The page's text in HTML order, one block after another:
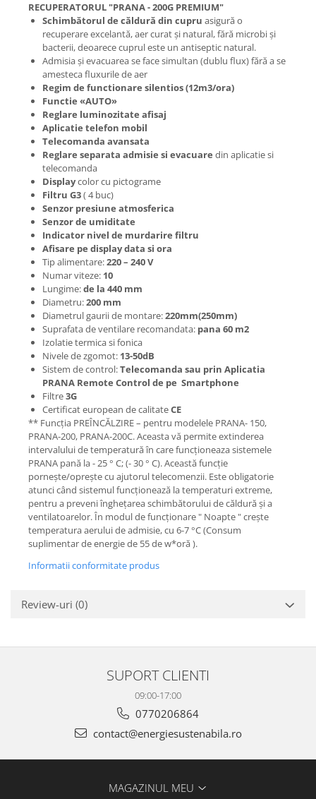
RECUPERATORUL "PRANA - 200G PREMIUM"
Schimbătorul de căldură din cupru asigură o
recuperare excelantă, aer curat și natural, fără microbi și
bacterii, deoarece cuprul este un antiseptic natural.
Admisia și evacuarea se face simultan (dublu flux) fără a se
amesteca fluxurile de aer
Regim de functionare silentios (12m3/ora)
Functie «AUTO»
Reglare luminozitate afisaj
Aplicatie telefon mobil
Telecomanda avansata
Reglare separata admisie si evacuare din aplicatie si
telecomanda
Displaycolor cu pictograme
Filtru G3( 4 buc)
Senzor presiune atmosferica
Senzor de umiditate
Indicator nivel de murdarire filtru
Afisare pe display data si ora
Tip alimentare:220 – 240 V
Numar viteze: 10
Lungime:de la 440 mm
Diametru:200 mm
Diametrul gaurii de montare:220mm(250mm)
Suprafata de ventilare recomandata: pana 60 m2
Izolatie termica si fonica
Nivele de zgomot: 13-50dB
Sistem de control:Telecomanda sau prin Aplicatia
PRANA Remote Control de pe Smartphone
Filtre3G
Certificat european de calitateCE
** Funcția PREÎNCĂLZIRE – pentru modelele PRANA- 150,
PRANA-200, PRANA-200C. Aceasta vă permite extinderea
intervalului de temperatură în care funcționeaza sistemele
PRANA pană la - 25 ° C; (- 30 ° C). Această funcție
pornește/oprește cu ajutorul telecomenzii. Este obligatorie
atunci când sistemul funcționează la temperaturi extreme,
pentru a preveni înghețarea schimbătorului de căldură și a
ventilatoarelor. În modul de funcționare " Noapte " crește
temperatura aerului de admisie, cu 6-7 °C (Consum
suplimentar de energie de 55 de w*oră ).
Informatii conformitate produs
Review-uri (0)
SUPORT CLIENTI
09:00-17:00
0770206864
contact@energiesustenabila.ro
MAGAZINUL MEU